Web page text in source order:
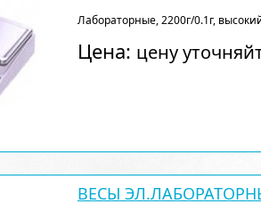
Лабораторные, 2200г/0.1г,
Цена: цену
ВЕСЫ